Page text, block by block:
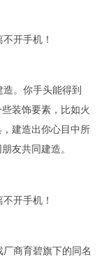
。你手头能得到
装饰要素，比如火
建造出你心目中所
友共同建造。
厂商育碧旗下的同名